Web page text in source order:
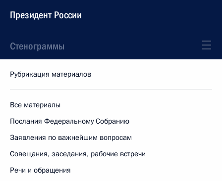
Президент России
Стенограммы
Рубрикация материалов
Все материалы
Послания Федеральному Собранию
Заявления по важнейшим вопросам
Совещания, заседания, рабочие встречи
Речи и обращения